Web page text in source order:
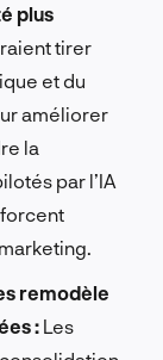
plus
tirer
et du
améliorer
la
par l’IA
remodèle
: Les